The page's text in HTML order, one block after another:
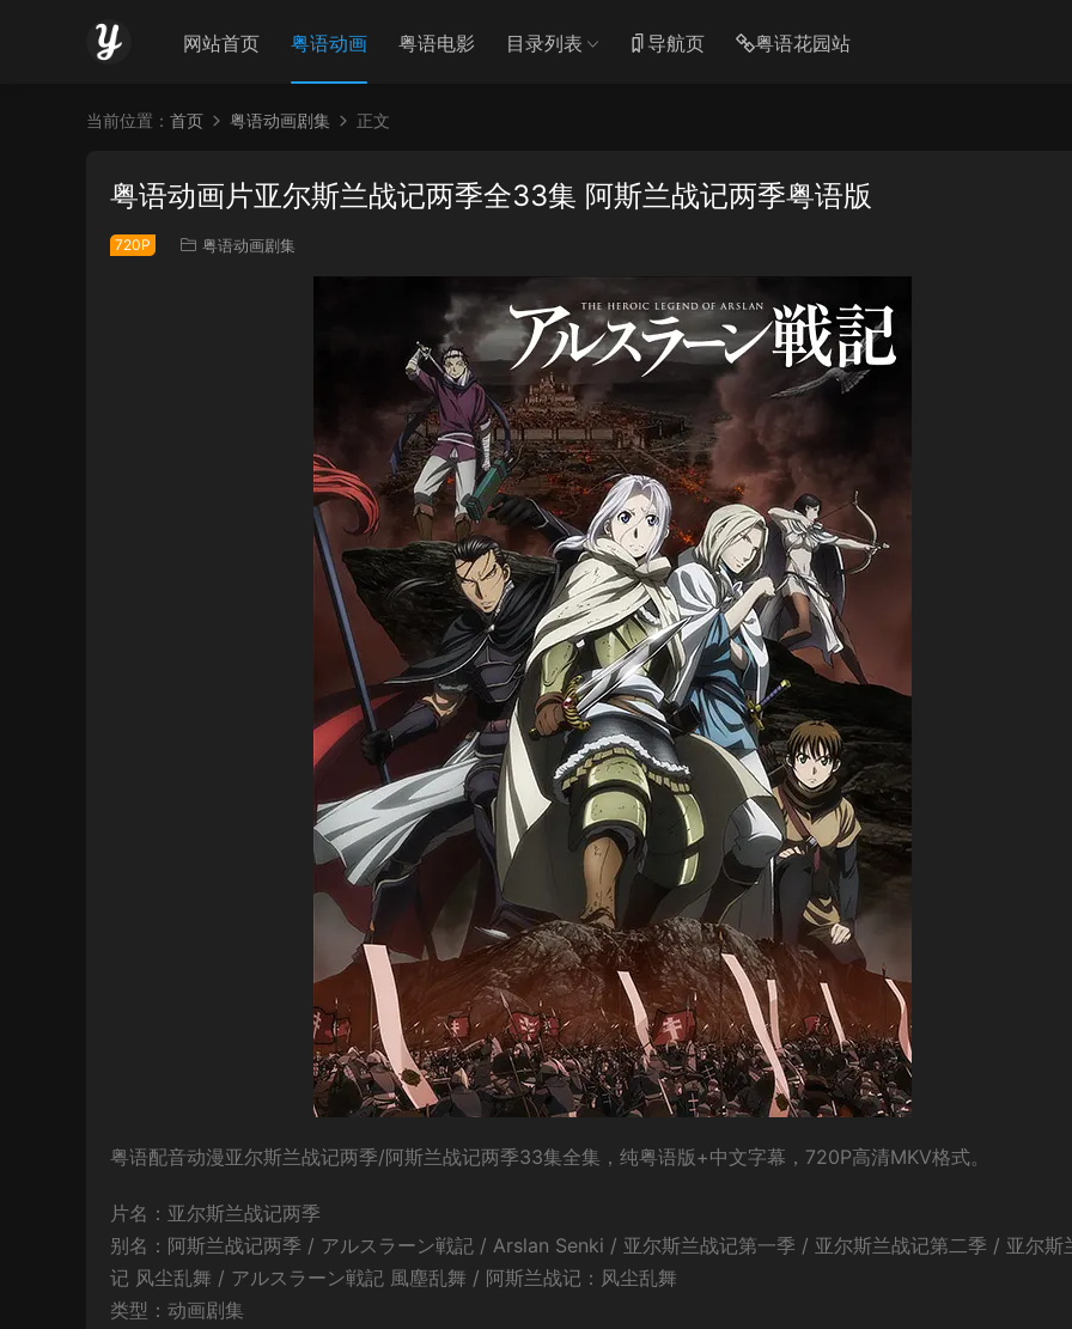
网站首页 粤语动画 粤语电影 目录列表 导航页 粤语花园站
当前位置： 首页 粤语动画剧集 正文
粤语动画片亚尔斯兰战记两季全33集 阿斯兰战记两季粤语版
720P 粤语动画剧集
粤语配音动漫亚尔斯兰战记两季/阿斯兰战记两季33集全集，纯粤语版+中文字幕，720P高清MKV格式。
片名：亚尔斯兰战记两季
别名：阿斯兰战记两季 / アルスラーン戦記 / Arslan Senki / 亚尔斯兰战记第一季 / 亚尔斯兰战记第二季 / 亚尔斯
记 风尘乱舞 / アルスラーン戦記 風塵乱舞 / 阿斯兰战记：风尘乱舞
类型：动画剧集